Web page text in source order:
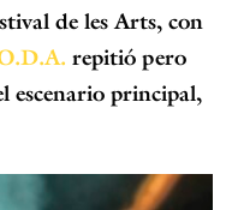
de les Arts, con
repitió pero
escenario principal,